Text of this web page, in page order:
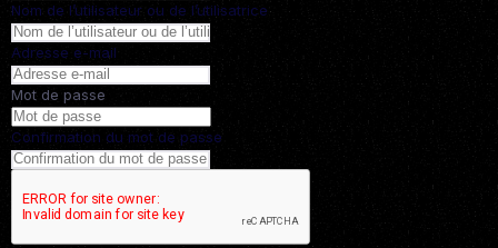
Nom de l’utilisateur ou de l’utilisatrice
Adresse e-mail
Mot de passe
Confirmation du mot de passe